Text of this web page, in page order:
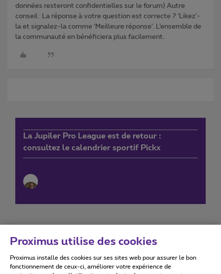
données resteront confidentielles sur le forum) Autre
conseil : La réponse à votre question est correcte ? ‘Likez’-
la et signalez-la comme ‘Meilleure réponse’. L’ensemble de
la communauté en bénéficiera plus facilement.
La Jupiler Pro League est de retour :
consultez le calendrier sportif Pickx
Conditions d'utilisation Accessibility statement
Proximus utilise des cookies
Proximus installe des cookies sur ses sites web pour assurer le bon
fonctionnement de ceux-ci, améliorer votre expérience de